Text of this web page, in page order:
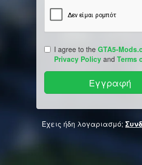
I agree to the GTA5-
Privacy Policy and Terms
Έχεις ήδη λογαριασμό;